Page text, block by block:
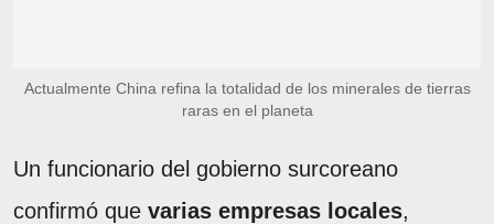
Actualmente China refina la totalidad de los minerales de tierras
raras en el planeta
Un funcionario del gobierno surcoreano
confirmó que varias empresas locales,